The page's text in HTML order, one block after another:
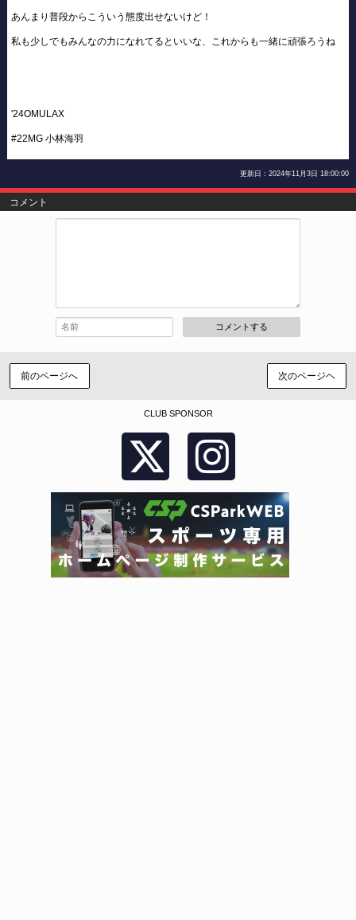
あんまり普段からこういう態度出せないけど！
私も少しでもみんなの力になれてるといいな、これからも一緒に頑張ろうね
'24OMULAX
#22MG 小林海羽
更新日：2024年11月3日 18:00:00
コメント
コメントする
前のページへ 次のページヘ
CLUB SPONSOR